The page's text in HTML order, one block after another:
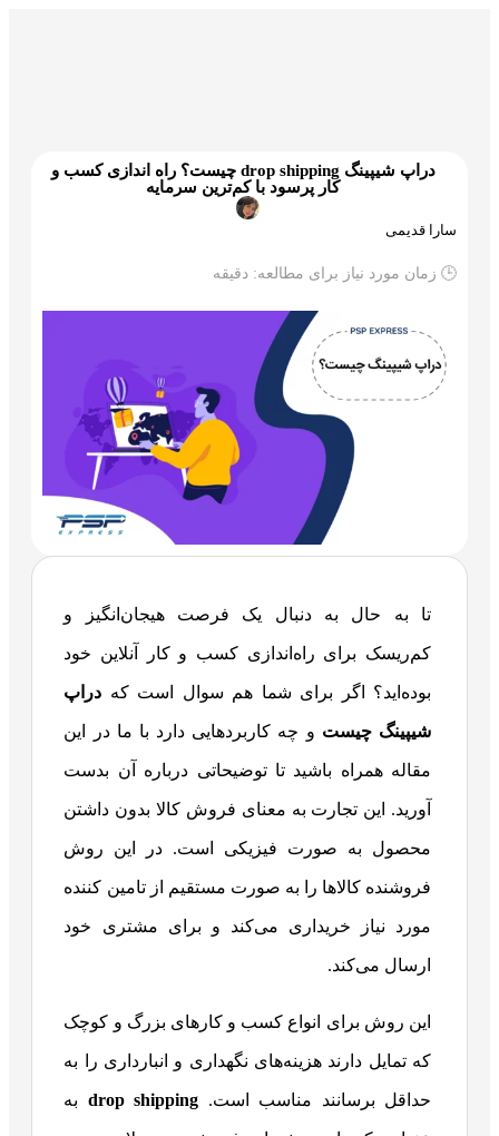
دراپ شیپینگ drop shipping چیست؟ راه اندازی کسب و
کار پرسود با کم‌ترین سرمایه
سارا قدیمی
🕒 زمان مورد نیاز برای مطالعه: دقیقه
تا به حال به دنبال یک فرصت هیجان‌انگیز و
کم‌ریسک برای راه‌اندازی کسب و کار آنلاین خود
بوده‌اید؟ اگر برای شما هم سوال است که دراپ
شیپینگ چیست و چه کاربردهایی دارد با ما در این
مقاله همراه باشید تا توضیحاتی درباره آن بدست
آورید. این تجارت به معنای فروش کالا بدون داشتن
محصول به‌ صورت فیزیکی است. در این روش
فروشنده کالاها را به صورت مستقیم از تامین کننده
مورد نیاز خریداری می‌کند و برای مشتری خود
ارسال می‌کند.
این روش برای انواع کسب و کارهای بزرگ و کوچک
که تمایل دارند هزینه‌های نگهداری و انبارداری را به
حداقل برسانند مناسب است. drop shipping به